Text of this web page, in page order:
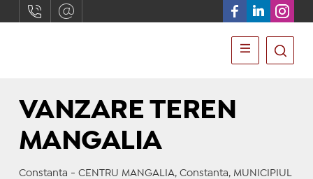
VANZARE TEREN
MANGALIA
Constanta - CENTRU MANGALIA, Constanta, MUNICIPIUL